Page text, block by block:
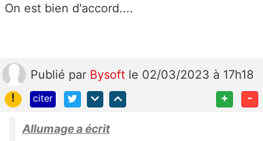
On est bien d'accord....
Publié par Bysoft le 02/03/2023 à 17h18
!
citer + -
Allumage a écrit